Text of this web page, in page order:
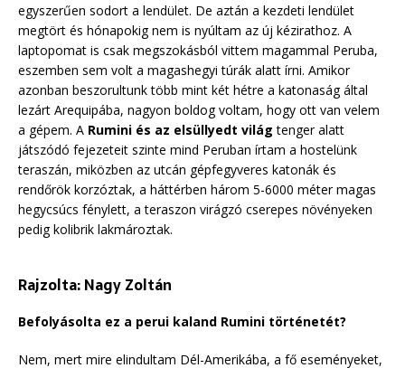
egyszerűen sodort a lendület. De aztán a kezdeti lendület
megtört és hónapokig nem is nyúltam az új kézirathoz. A
laptopomat is csak megszokásból vittem magammal Peruba,
eszemben sem volt a magashegyi túrák alatt írni. Amikor
azonban beszorultunk több mint két hétre a katonaság által
lezárt Arequipába, nagyon boldog voltam, hogy ott van velem
a gépem. A Rumini és az elsüllyedt világ tenger alatt
játszódó fejezeteit szinte mind Peruban írtam a hostelünk
teraszán, miközben az utcán gépfegyveres katonák és
rendőrök korzóztak, a háttérben három 5-6000 méter magas
hegycsúcs fénylett, a teraszon virágzó cserepes növényeken
pedig kolibrik lakmároztak.
Rajzolta: Nagy Zoltán
Befolyásolta ez a perui kaland Rumini történetét?
Nem, mert mire elindultam Dél-Amerikába, a fő eseményeket,